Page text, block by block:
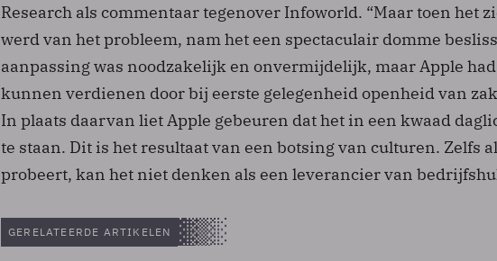
Research als commentaar tegenover Infoworld. “Maar toen het
werd van het probleem, nam het een spectaculair domme
aanpassing was noodzakelijk en onvermijdelijk, maar Apple
kunnen verdienen door bij eerste gelegenheid openheid van
In plaats daarvan liet Apple gebeuren dat het in een kwaad
te staan. Dit is het resultaat van een botsing van culturen. Zelfs
probeert, kan het niet denken als een leverancier van
GERELATEERDE ARTIKELEN